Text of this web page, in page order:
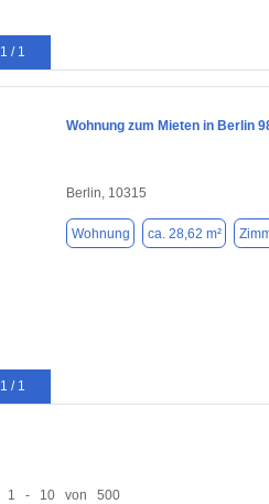
1 / 1
1 / 1
Wohnung zum Mieten in Berlin
Berlin, 10315
Wohnung ca. 28,62 m²
1 - 10 von 500